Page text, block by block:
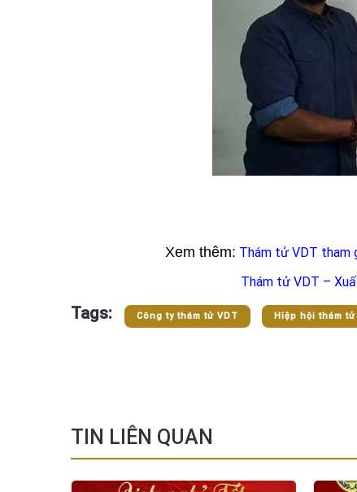
Xem thêm: Thám tử VDT tham
Thám tử VDT –
Tags: Công ty thám tử VDT Hiệp hội thám
TIN LIÊN QUAN